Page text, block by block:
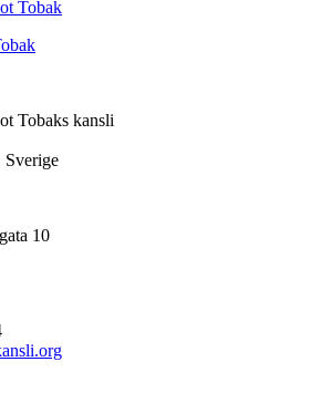
Tobak
Tobaks kansli
Sverige
10